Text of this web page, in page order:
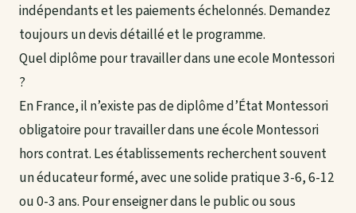
indépendants et les paiements échelonnés. Demandez
toujours un devis détaillé et le programme.
Quel diplôme pour travailler dans une ecole Montessori
?
En France, il n’existe pas de diplôme d’État Montessori
obligatoire pour travailler dans une école Montessori
hors contrat. Les établissements recherchent souvent
un éducateur formé, avec une solide pratique 3-6, 6-12
ou 0-3 ans. Pour enseigner dans le public ou sous